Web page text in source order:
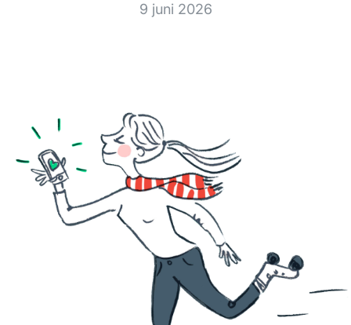
9 juni 2026